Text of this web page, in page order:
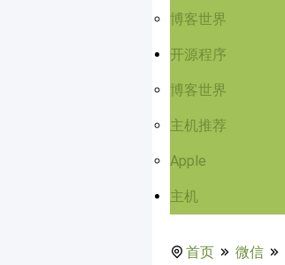
博客世界
开源程序
博客世界
主机推荐
Apple
主机
首页 微信